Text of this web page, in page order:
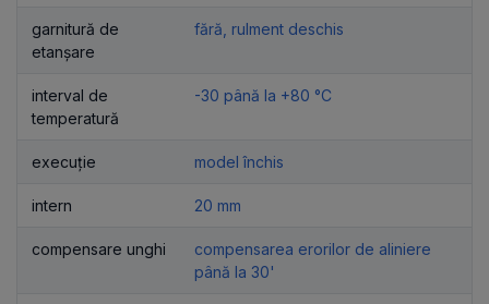
garnitură de
etanșare
fără, rulment deschis
interval de
temperatură
-30 până la +80 °C
execuție model închis
intern 20 mm
compensare unghi
compensarea erorilor de aliniere
până la 30'